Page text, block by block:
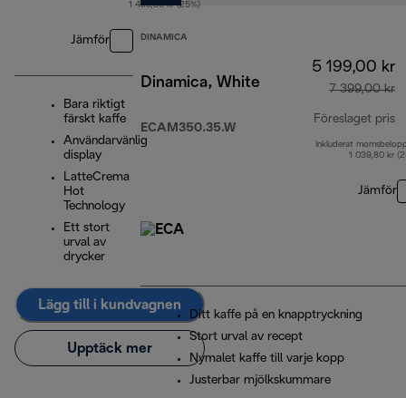
1 499,80 kr (25%)
Jämför
Bara riktigt
färskt kaffe
Användarvänlig
display
LatteCrema
Hot
Technology
Ett stort
urval av
drycker
Lägg till i kundvagnen
Upptäck mer
DINAMICA
Dinamica, White
ECAM350.35.W
5 199,00 kr
7 399,00 kr
Föreslaget pris
Inkluderat
1 039,80 kr
Jämför
Ditt kaffe på en knapptryckning
Stort urval av recept
Nymalet kaffe till varje kopp
Justerbar mjölkskummare